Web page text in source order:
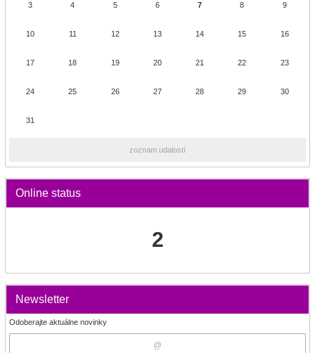
3 4 5 6 7 8 9
10 11 12 13 14 15 16
17 18 19 20 21 22 23
24 25 26 27 28 29 30
31
zoznam udalostí
Online status
2
Newsletter
Odoberajte aktuálne novinky